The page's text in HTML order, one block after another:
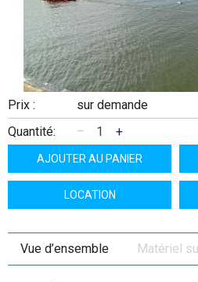
Prix : sur demande
Quantité:
– +
AJOUTER AU PANIER
LOCATION
Vue d’ensemble Matériel